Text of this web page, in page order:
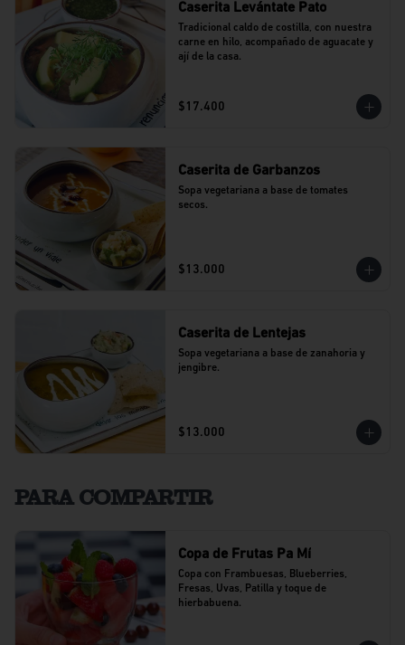
Caserita Levántate Pato
Tradicional caldo de costilla, con nuestra
carne en hilo, acompañado de aguacate y
ají de la casa.
$17.400
Caserita de Garbanzos
Sopa vegetariana a base de tomates
secos.
$13.000
Caserita de Lentejas
Sopa vegetariana a base de zanahoria y
jengibre.
$13.000
PARA COMPARTIR
Copa de Frutas Pa Mí
Copa con Frambuesas, Blueberries,
Fresas, Uvas, Patilla y toque de
hierbabuena.